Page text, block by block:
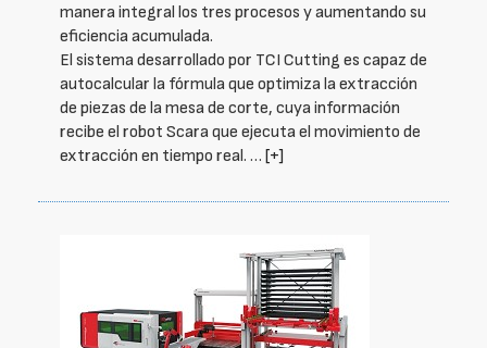
manera integral los tres procesos y aumentando su
eficiencia acumulada.
El sistema desarrollado por TCI Cutting es capaz de
autocalcular la fórmula que optimiza la extracción
de piezas de la mesa de corte, cuya información
recibe el robot Scara que ejecuta el movimiento de
extracción en tiempo real. … [+]